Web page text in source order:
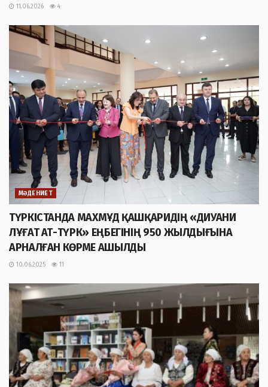
11.06.2026 4
МӘДЕНИЕТ
ТҮРКІСТАНДА МАХМҰД ҚАШҚАРИДІҢ «ДИУАНИ
ЛҰҒАТ АТ-ТҮРК» ЕҢБЕГІНІҢ 950 ЖЫЛДЫҒЫНА
АРНАЛҒАН КӨРМЕ АШЫЛДЫ
10.06.2025 11